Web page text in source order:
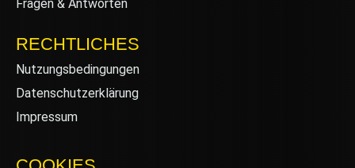
Fragen & Antworten
RECHTLICHES
Nutzungsbedingungen
Datenschutzerklärung
Impressum